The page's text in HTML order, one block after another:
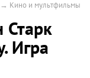
→ Кино и мультфильмы
Старк
Игра